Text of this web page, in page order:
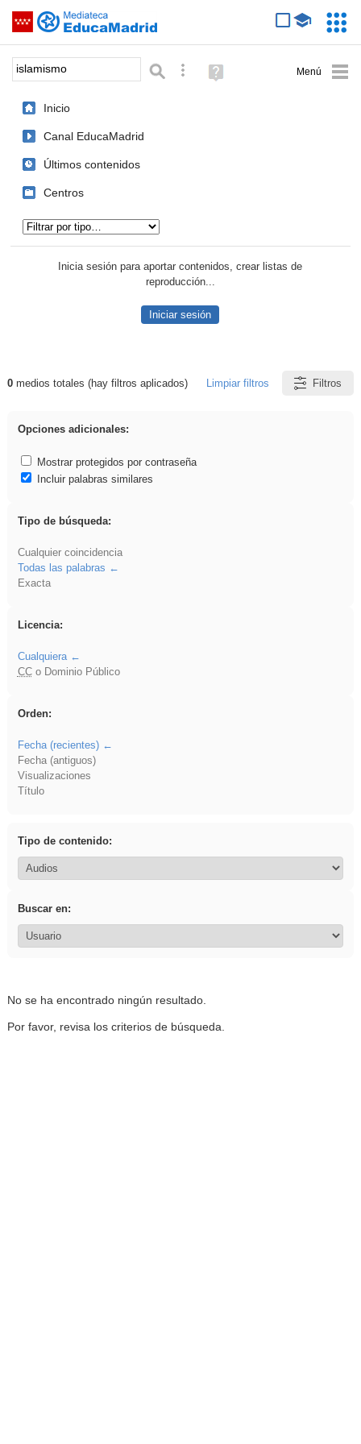
Saltar navegación
Palabra o frase: Búsqueda avanzada
Ayuda
(en
Inicio
Canal EducaMadrid
Últimos contenidos
Centros
Inicia sesión para aportar contenidos, crear listas de
reproducción...
Iniciar sesión
Resultados de: islamismo
0medios totales (hay filtros aplicados) Limpiar filtros Filtros
Opciones adicionales:
Mostrar protegidos por contraseña
Incluir palabras similares
Tipo de búsqueda:
Cualquier coincidencia
Todas las palabras
Exacta
Licencia:
Cualquiera
CCo Dominio Público
Orden:
Fecha (recientes)
Fecha (antiguos)
Visualizaciones
Título
Tipo de contenido:
Buscar en:
No se ha encontrado ningún resultado.
Por favor, revisa los criterios de búsqueda.